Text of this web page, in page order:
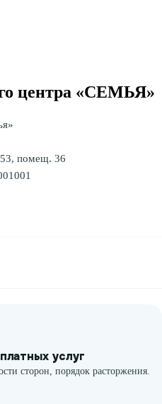
центра «СЕМЬЯ»
53, помещ. 36
услуг
сторон, порядок расторжения.